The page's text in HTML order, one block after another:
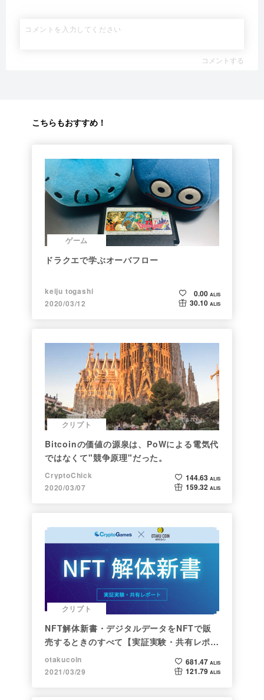
コメントする
こちらもおすすめ！
ゲーム
ドラクエで学ぶオーバフロー
keiju togashi
2020/03/12
0.00 ALIS
30.10 ALIS
クリプト
Bitcoinの価値の源泉は、PoWによる電気代
ではなくて"競争原理"だった。
CryptoChick
2020/03/07
144.63 ALIS
159.32 ALIS
クリプト
NFT解体新書・デジタルデータをNFTで販
売するときのすべて【実証実験・共有レポー
ト】
otakucoin
2021/03/29
681.47 ALIS
121.79 ALIS